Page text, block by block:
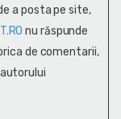
a posta pe site,
nu răspunde
de comentarii,